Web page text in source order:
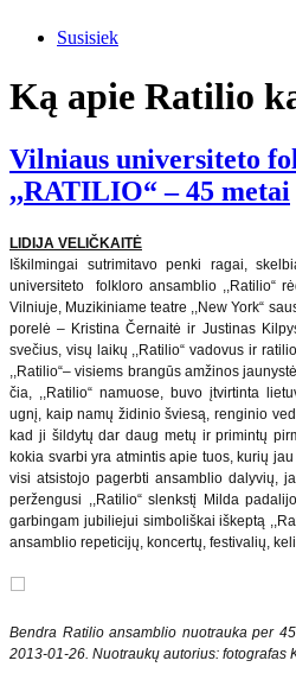
Susisiek
Ką apie Ratilio
Vilniaus universiteto
,,RATILIO“ – 45 metai
LIDIJA VELIČKAITĖ
Iškilmingai sutrimitavo penki ragai,
universiteto folkloro ansamblio ,,Ratilio“
Vilniuje, Muzikiniame teatre ,,New York“
porelė – Kristina Černaitė ir Justinas
svečius, visų laikų ,,Ratilio“ vadovus ir
,,Ratilio“– visiems brangūs amžinos
čia, ,,Ratilio“ namuose, buvo įtvirtinta
ugnį, kaip namų židinio šviesą, renginio
kad ji šildytų dar daug metų ir primintų
kokia svarbi yra atmintis apie tuos, kurių
visi atsistojo pagerbti ansamblio dalyvių,
peržengusi ,,Ratilio“ slenkstį Milda
garbingam jubiliejui simboliškai iškeptą
ansamblio repeticijų, koncertų, festivalių,
Bendra Ratilio ansamblio nuotrauka per
2013-01-26. Nuotraukų autorius: fotografas